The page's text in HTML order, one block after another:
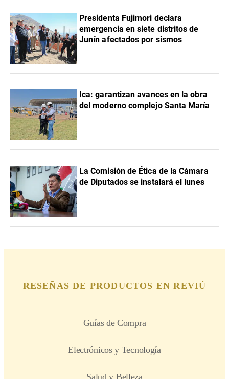
Presidenta Fujimori declara
emergencia en siete distritos de
Junín afectados por sismos
Ica: garantizan avances en la obra
del moderno complejo Santa María
La Comisión de Ética de la Cámara
de Diputados se instalará el lunes